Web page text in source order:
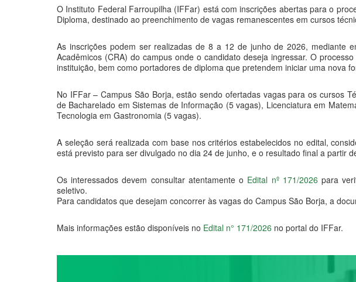
O Instituto Federal Farroupilha (IFFar) está com inscrições abertas para o
Diploma, destinado ao preenchimento de vagas remanescentes em cursos
As inscrições podem ser realizadas de 8 a 12 de junho de 2026, mediante
Acadêmicos (CRA) do campus onde o candidato deseja ingressar. O
instituição, bem como portadores de diploma que pretendem iniciar uma nova
No IFFar – Campus São Borja, estão sendo ofertadas vagas para os cursos
de Bacharelado em Sistemas de Informação (5 vagas), Licenciatura em
Tecnologia em Gastronomia (5 vagas).
A seleção será realizada com base nos critérios estabelecidos no edital,
está previsto para ser divulgado no dia 24 de junho, e o resultado final a partir
Os interessados devem consultar atentamente o Edital nº 171/2026 para
seletivo.
Para candidatos que desejam concorrer às vagas do Campus São Borja, a
Mais informações estão disponíveis no Edital n° 171/2026 no portal do IFFar.